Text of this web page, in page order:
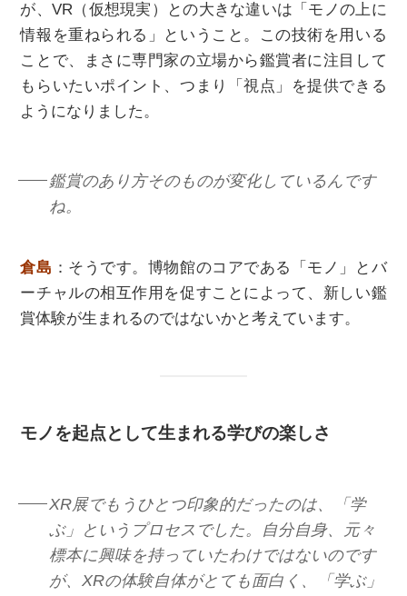
が、VR（仮想現実）との大きな違いは「モノの上に
情報を重ねられる」ということ。この技術を用いる
ことで、まさに専門家の立場から鑑賞者に注目して
もらいたいポイント、つまり「視点」を提供できる
ようになりました。
鑑賞のあり方そのものが変化しているんです
ね。
倉島 ：そうです。博物館のコアである「モノ」とバ
ーチャルの相互作用を促すことによって、新しい鑑
賞体験が生まれるのではないかと考えています。
モノを起点として生まれる学びの楽しさ
XR展でもうひとつ印象的だったのは、「学
ぶ」というプロセスでした。自分自身、元々
標本に興味を持っていたわけではないのです
が、XRの体験自体がとても面白く、「学ぶ」